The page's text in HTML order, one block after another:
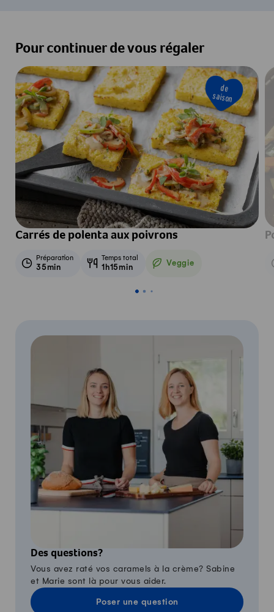
Pour continuer de vous régaler
de
saison
Carrés de polenta aux poivrons
Préparation
35min
Temps total
1h15min Veggie
Veggie
Des questions?
Vous avez raté vos caramels à la crème? Sabine
et Marie sont là pour vous aider.
Poser une question